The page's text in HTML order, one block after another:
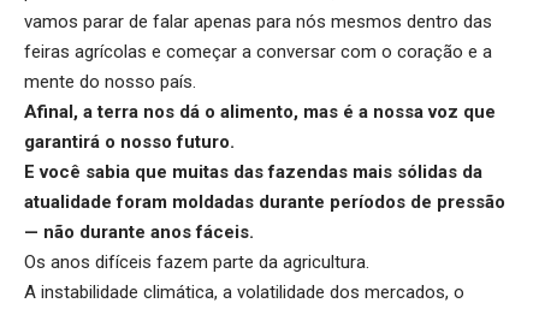
vamos parar de falar apenas para nós mesmos dentro das
feiras agrícolas e começar a conversar com o coração e a
mente do nosso país.
Afinal, a terra nos dá o alimento, mas é a nossa voz que
garantirá o nosso futuro.
E você sabia que muitas dasfazendas mais sólidas da
atualidade foram moldadas durante períodos de pressão
— não durante anos fáceis.
Os anos difíceis fazem parte da agricultura.
A instabilidade climática, a volatilidade dos mercados, o